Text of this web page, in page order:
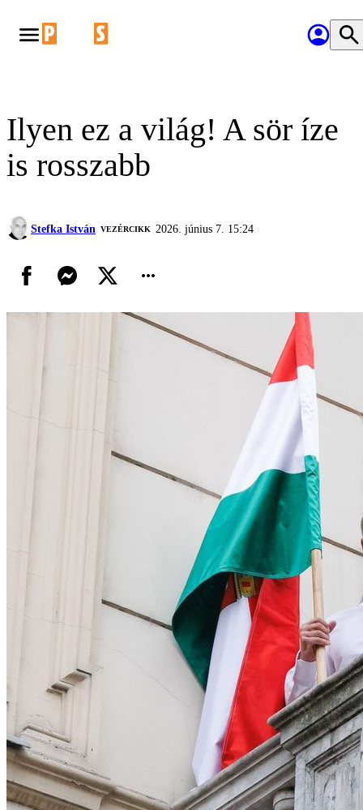
Ilyen ez a világ! A sör íze
is rosszabb
Stefka István VEZÉRCIKK 2026. június 7. 15:24